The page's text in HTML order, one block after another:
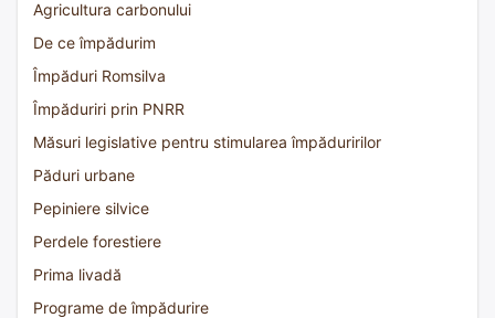
Agricultura carbonului
De ce împădurim
Împăduri Romsilva
Împăduriri prin PNRR
Măsuri legislative pentru stimularea împăduririlor
Păduri urbane
Pepiniere silvice
Perdele forestiere
Prima livadă
Programe de împădurire